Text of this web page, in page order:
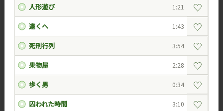
人形遊び 1:21 ♡
遠くへ 1:43 ♡
死刑行列 3:54 ♡
果物屋 2:28 ♡
歩く男 0:34 ♡
囚われた時間 3:10 ♡